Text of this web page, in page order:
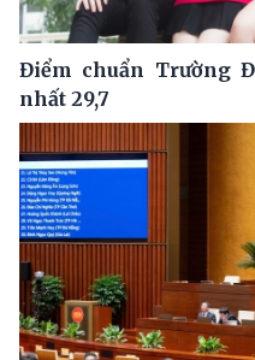
Điểm chuẩn Trường
nhất 29,7